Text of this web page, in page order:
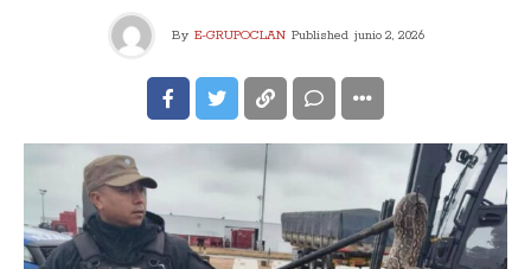
By E-GRUPOCLAN Published junio 2, 2026